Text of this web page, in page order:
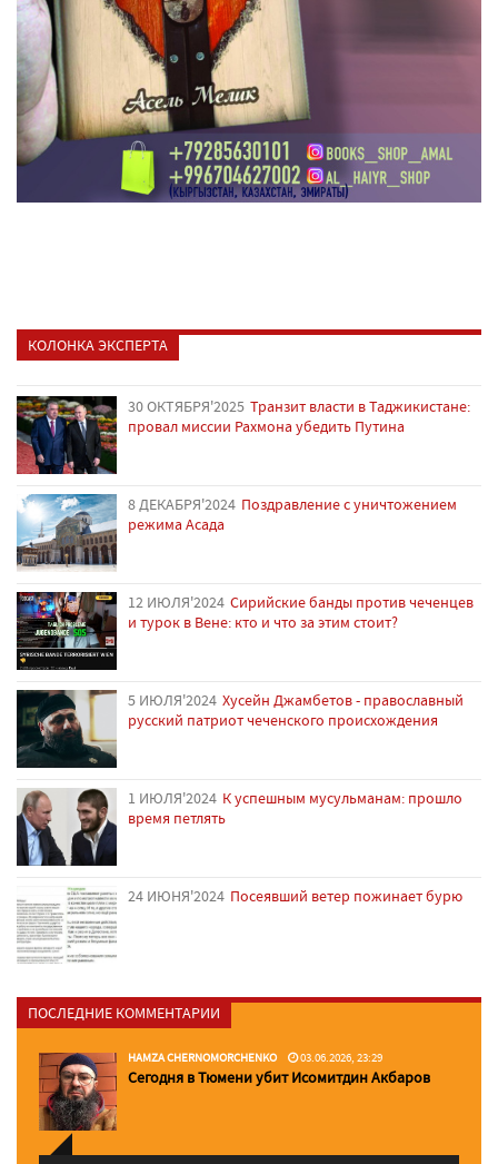
КОЛОНКА ЭКСПЕРТА
30 ОКТЯБРЯ'2025 Транзит власти в Таджикистане:
провал миссии Рахмона убедить Путина
8 ДЕКАБРЯ'2024 Поздравление с уничтожением
режима Асада
12 ИЮЛЯ'2024 Сирийские банды против чеченцев
и турок в Вене: кто и что за этим стоит?
5 ИЮЛЯ'2024 Хусейн Джамбетов - православный
русский патриот чеченского происхождения
1 ИЮЛЯ'2024 К успешным мусульманам: прошло
время петлять
24 ИЮНЯ'2024 Посеявший ветер пожинает бурю
ПОСЛЕДНИЕ КОММЕНТАРИИ
HAMZA CHERNOMORCHENKO 03.06.2026, 23:29
Сегодня в Тюмени убит Исомитдин Акбаров